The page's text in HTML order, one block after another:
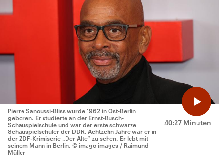
40:27 Minuten
Pierre Sanoussi-Bliss wurde 1962 in Ost-Berlin
geboren. Er studierte an der Ernst-Busch-
Schauspielschule und war der erste schwarze
Schauspielschüler der DDR. Achtzehn Jahre war er in
der ZDF-Krimiserie „Der Alte“ zu sehen. Er lebt mit
seinem Mann in Berlin. © imago images / Raimund
Müller